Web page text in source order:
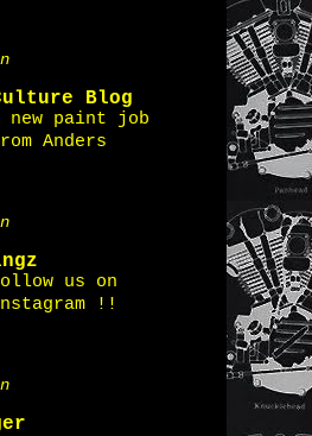
Blog
new paint job
Anders
us on
!!